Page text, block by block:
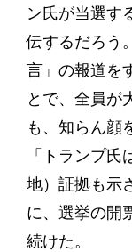
ン氏が当選す
伝するだろう
言」の報道を
とで、全員が
も、知らん顔
「トランプ
地）証拠も示
に、選挙の開
続けた。